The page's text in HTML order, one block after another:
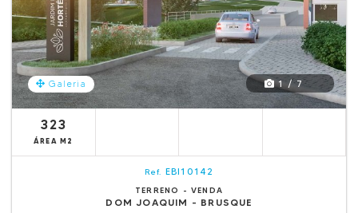
Galeria 1 / 7
323
ÁREA M2
Ref. EBI10142
TERRENO - VENDA
DOM JOAQUIM - BRUSQUE